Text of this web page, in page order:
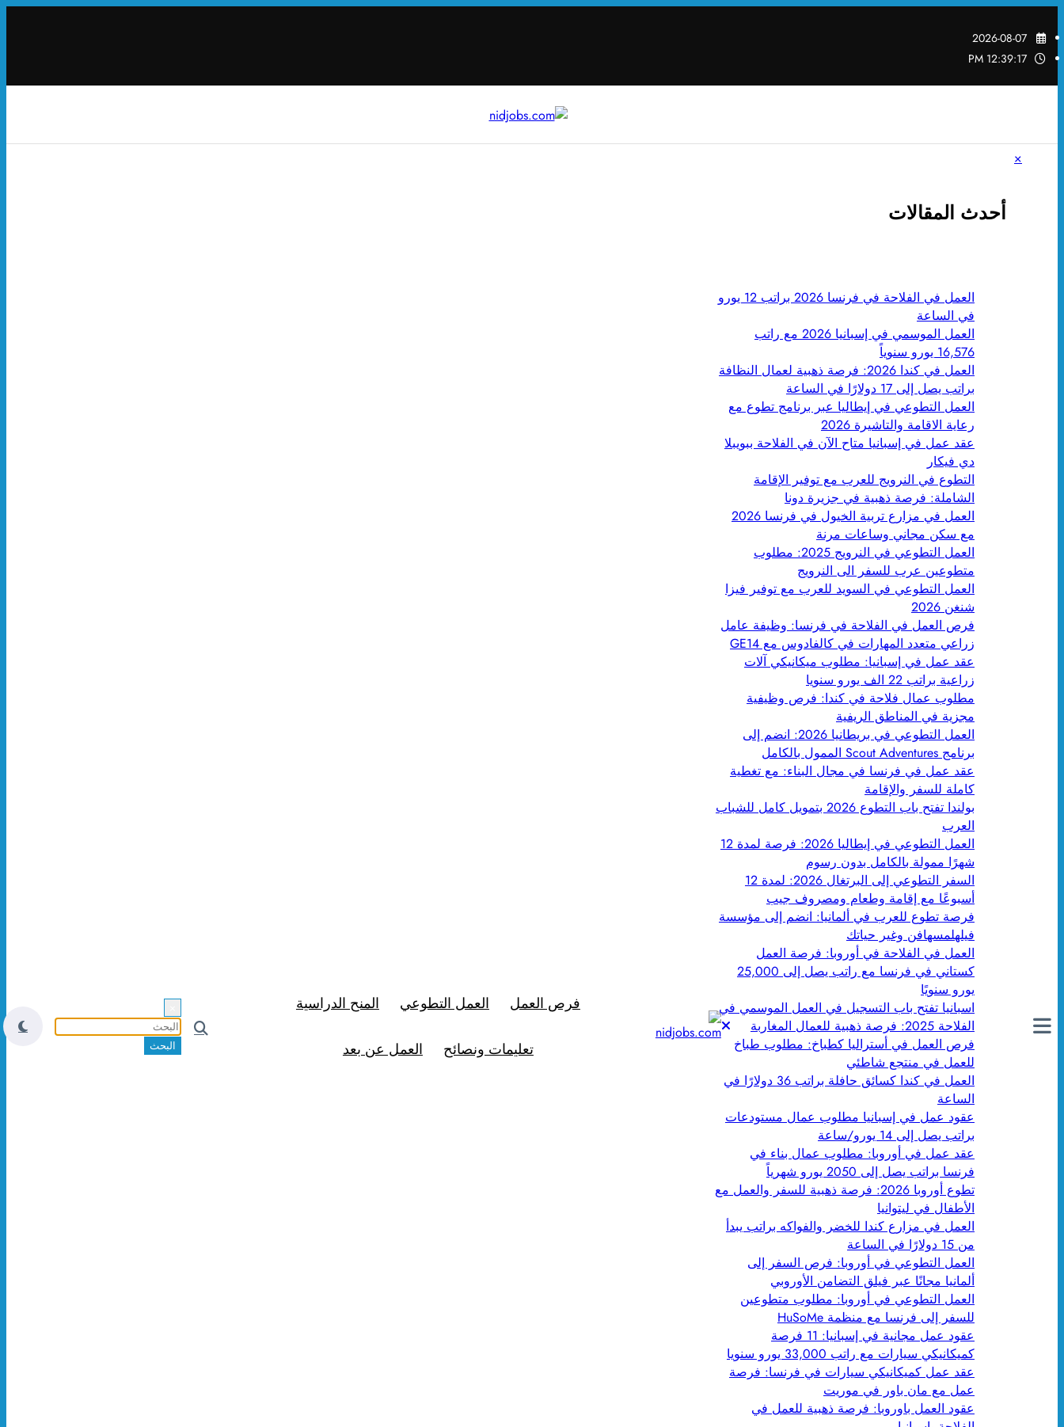
إلى
المحتوى
2026-08-07
12:39:18 PM
×
أحدث المقالات
العمل في الفلاحة في فرنسا 2026 براتب 12 يورو
في الساعة
العمل الموسمي في إسبانيا 2026 مع راتب
16,576 يورو سنوياً
العمل في كندا 2026: فرصة ذهبية لعمال النظافة
براتب يصل إلى 17 دولارًا في الساعة
العمل التطوعي في إيطاليا عبر برنامج تطوع مع
رعاية الاقامة والتاشيرة 2026
عقد عمل في إسبانيا متاح الآن في الفلاحة ببويبلا
دي فيكار
التطوع في النرويج للعرب مع توفير الإقامة
الشاملة: فرصة ذهبية في جزيرة دونا
العمل في مزارع تربية الخيول في فرنسا 2026
مع سكن مجاني وساعات مرنة
العمل التطوعي في النرويج 2025: مطلوب
متطوعين عرب للسفر الى النرويج
العمل التطوعي في السويد للعرب مع توفير فيزا
شنغن 2026
فرص العمل في الفلاحة في فرنسا: وظيفة عامل
زراعي متعدد المهارات في كالفادوس مع GE14
عقد عمل في إسبانيا: مطلوب ميكانيكي آلات
زراعية براتب 22 الف يورو سنويا
مطلوب عمال فلاحة في كندا: فرص وظيفية
مجزية في المناطق الريفية
العمل التطوعي في بريطانيا 2026: انضم إلى
برنامج Scout Adventures الممول بالكامل
عقد عمل في فرنسا في مجال البناء: مع تغطية
كاملة للسفر والإقامة
بولندا تفتح باب التطوع 2026 بتمويل كامل للشباب
العرب
العمل التطوعي في إيطاليا 2026: فرصة لمدة 12
شهرًا ممولة بالكامل بدون رسوم
السفر التطوعي إلى البرتغال 2026: لمدة 12
أسبوعًا مع إقامة وطعام ومصروف جيب
فرصة تطوع للعرب في ألمانيا: انضم إلى مؤسسة
فيلهلمسهافن وغير حياتك
العمل في الفلاحة في أوروبا: فرصة العمل
كستاني في فرنسا مع راتب يصل إلى 25,000
يورو سنويًا
اسبانيا تفتح باب التسجيل في العمل الموسمي في
الفلاحة 2025: فرصة ذهبية للعمال المغاربة
فرص العمل في أستراليا كطباخ: مطلوب طباخ
للعمل في منتجع شاطئي
العمل في كندا كسائق حافلة براتب 36 دولارًا في
الساعة
عقود عمل في إسبانيا مطلوب عمال مستودعات
براتب يصل إلى 14 يورو/ساعة
عقد عمل في أوروبا: مطلوب عمال بناء في
فرنسا براتب يصل إلى 2050 يورو شهرياً
تطوع أوروبا 2026: فرصة ذهبية للسفر والعمل مع
الأطفال في ليتوانيا
العمل في مزارع كندا للخضر والفواكه براتب يبدأ
من 15 دولارًا في الساعة
العمل التطوعي في أوروبا: فرص السفر إلى
ألمانيا مجانًا عبر فيلق التضامن الأوروبي
العمل التطوعي في أوروبا: مطلوب متطوعين
للسفر إلى فرنسا مع منظمة HuSoMe
عقود عمل مجانية في إسبانيا: 11 فرصة
كميكانيكي سيارات مع راتب 33,000 يورو سنويا
عقد عمل كميكانيكي سيارات في فرنسا: فرصة
عمل مع مان باور في موريت
عقود العمل باوروبا: فرصة ذهبية للعمل في
فرص العمل العمل التطوعي المنح الدراسية
تعليمات ونصائح العمل عن بعد